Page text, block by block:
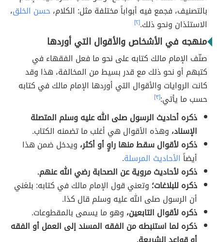
بالتصنيف، فجمع فيه أبواباً مختلفة مثل: الكلام،حسن الخلق،
الاستئذان ونحو ذلك.[٢]
منهجه في الأشخاص والأقوال التي أوردها
صنّف الإمام مالك كتابه على نحو ما فعل الفقهاء في
كتبهم أو نحو ذلك مع قدر بسيط من المخالفة، هذا وقد
كانت الروايات والأقوال التي أوردها الإمام مالك في كتابه
حسب ما يأتي:[٣]
ذكره أحاديث الرسول صلى الله عليه وسلم المتصلة
الإسناد، وهذه الأقوال هي أغلب ما تضمنه الكتاب.
ذكره لأقوال سقط منها راوٍ أو أكثر، ويدخل ضمن هذا
أيضاً الأحاديث المرسلة.
ذكره لأحاديث مروية عن الصحابة رضي الله عنهم.
ذكره للبلاغات؛ وتعني قول الإمام مالك في كتابه: بلغني
أن الرسول صلى الله عليه وسلم قال كذا.
ذكره لأقوال التابعين، وهو ما يسمى بالمقطوعات.
ذكره لما استنبطه من الفقه المسند إلى العمل أو الفقه